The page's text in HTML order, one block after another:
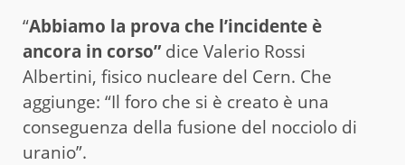
“Abbiamo la prova che l’incidente è
ancora in corso” dice Valerio Rossi
Albertini, fisico nucleare del Cern. Che
aggiunge: “Il foro che si è creato è una
conseguenza della fusione del nocciolo di
uranio”.